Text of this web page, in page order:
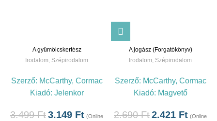
A gyümölcskertész
Irodalom Szépirodalom
Szerző: McCarthy, Cormac
Kiadó: Jelenkor
3.499Ft3.149 Ft (Online
A jogász (Forgatókönyv)
Irodalom Szépirodalom
Szerző: McCarthy, Cormac
Kiadó: Magvető
2.690Ft2.421 Ft (Online